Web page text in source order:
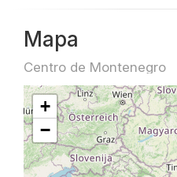
Mapa
Centro de Montenegro
+
−